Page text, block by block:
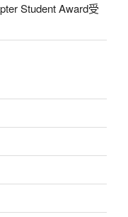
Student Award受